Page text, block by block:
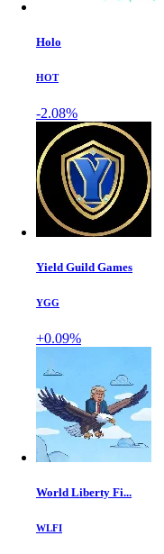
Holo
HOT
-2.08%
Yield Guild Games
YGG
+0.09%
World Liberty Fi...
WLFI